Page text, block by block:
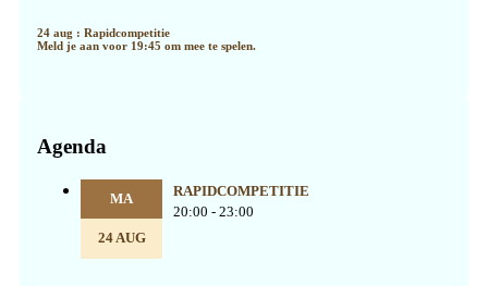
24 aug : Rapidcompetitie
Meld je aan voor 19:45 om mee te spelen.
Agenda
MA
24 AUG
RAPIDCOMPETITIE
20:00 - 23:00